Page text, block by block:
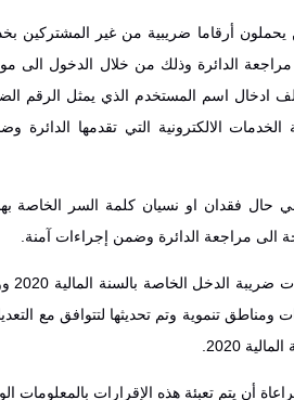
يحملون أرقاما ضريبية من غير
الدائرة وذلك من خلال الدخول الى
ادخال اسم المستخدم الذي يمثل الرقم
الخدمات ‏الالكترونية ‏التي تقدمها
حال فقدان او نسيان كلمة السر الخاصة
الى مراجعة الدائرة وضمن إجراءات آمنة.‏
2020.‏
أن يتم تعبئة هذه الإقرارات بالمعلومات